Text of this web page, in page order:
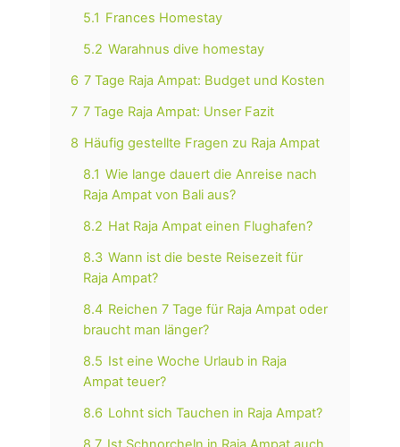
5.1 Frances Homestay
5.2 Warahnus dive homestay
6 7 Tage Raja Ampat: Budget und Kosten
7 7 Tage Raja Ampat: Unser Fazit
8 Häufig gestellte Fragen zu Raja Ampat
8.1 Wie lange dauert die Anreise nach
Raja Ampat von Bali aus?
8.2 Hat Raja Ampat einen Flughafen?
8.3 Wann ist die beste Reisezeit für
Raja Ampat?
8.4 Reichen 7 Tage für Raja Ampat oder
braucht man länger?
8.5 Ist eine Woche Urlaub in Raja
Ampat teuer?
8.6 Lohnt sich Tauchen in Raja Ampat?